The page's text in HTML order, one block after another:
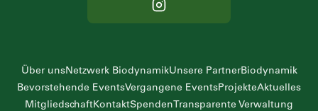
Über unsNetzwerk BiodynamikUnsere PartnerBiodynamik
Bevorstehende EventsVergangene EventsProjekteAktuelles
MitgliedschaftKontaktSpenden Transparente Verwaltung